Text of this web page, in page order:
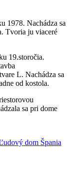
1978. Nachádza sa
Tvoria ju viaceré
19.storočia.
L. Nachádza sa
od kostola.
sa pri dome
dom Špania